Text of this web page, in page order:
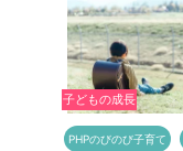
子どもの成長
PHPのびのび子育て